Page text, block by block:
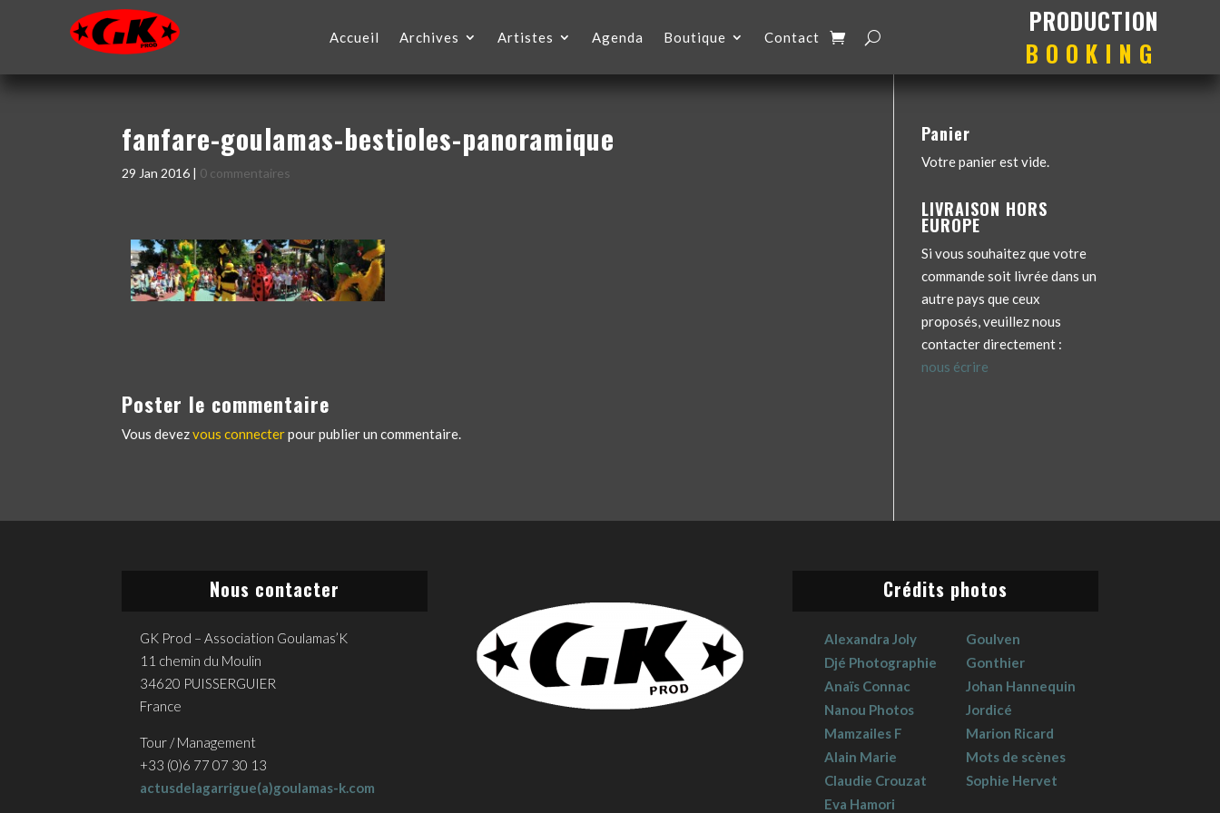
Accueil Archives Artistes Agenda Boutique Contact production
booking
fanfare-goulamas-bestioles-panoramique
29 Jan 2016 | 0 commentaires
Poster le commentaire
Vous devezvous connecterpour publier un commentaire.
Panier
Votre panier est vide.
LIVRAISON HORS
EUROPE
Si vous souhaitez que votre
commande soit livrée dans un
autre pays que ceux
proposés, veuillez nous
contacter directement :
nous écrire
Nous contacter
GK Prod – Association Goulamas’K
11 chemin du Moulin
34620 PUISSERGUIER
France
Tour / Management
+33 (0)6 77 07 30 13
actusdelagarrigue(a)goulamas-k.com
Crédits photos
Alexandra Joly
Djé Photographie
Anaïs Connac
Nanou Photos
Mamzailes F
Alain Marie
Claudie Crouzat
Eva Hamori
Goulven
Gonthier
Johan Hannequin
Jordicé
Marion Ricard
Mots de scènes
Sophie Hervet